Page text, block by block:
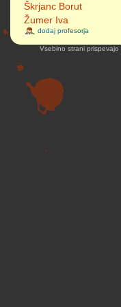
Škrjanc Borut
Žumer Iva
dodaj profesorja
Vsebino strani